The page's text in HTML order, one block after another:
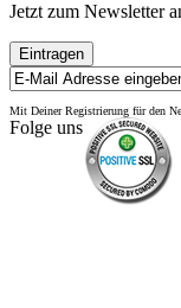
Jetzt zum Newsletter
Eintragen
Mit Deiner Registrierung für den
Folge uns